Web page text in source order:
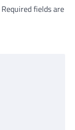
Required fields are